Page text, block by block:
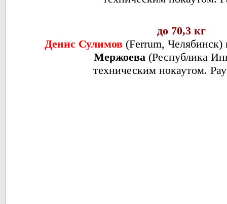
до 70,3 кг
Денис Сулимов (Ferrum, Челябинск)
Мержоева (Республика
техническим нокаутом.